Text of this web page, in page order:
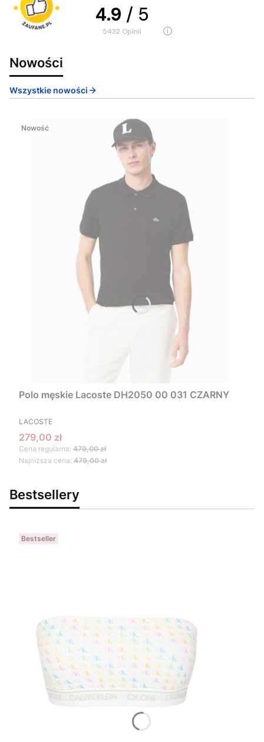
4.9 / 5
5432 opinii
Nowości
Wszystkie nowości
Nowość
Polo męskie Lacoste DH2050 00 031 CZARNY
PRODUCENT
LACOSTE
Cena promocyjna
279,00 zł
Cena regularna: 479,00 zł
Najniższa cena: 479,00 zł
Bestsellery
Bestseller